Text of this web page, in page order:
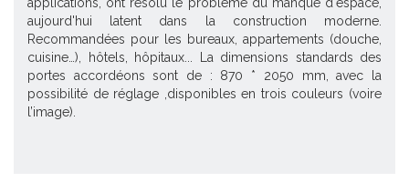
moderne.
(douche,
standards des
mm, avec la
couleurs (voire
d’entrée.